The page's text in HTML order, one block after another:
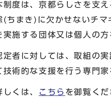
制度は、京都らしさを支
(ちまき)に欠かせないチマ
実施する団体又は個人の方
定者に対しては、取組の
技術的な支援を行う専門家
しくは、 こちら を御覧くだ